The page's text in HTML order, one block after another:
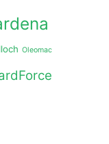
Oleomac